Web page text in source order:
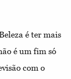
é ter mais
é um fim só
com o